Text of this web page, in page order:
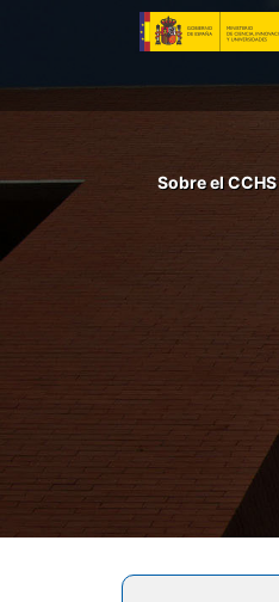
principal
Menu
Sobre el CCHS